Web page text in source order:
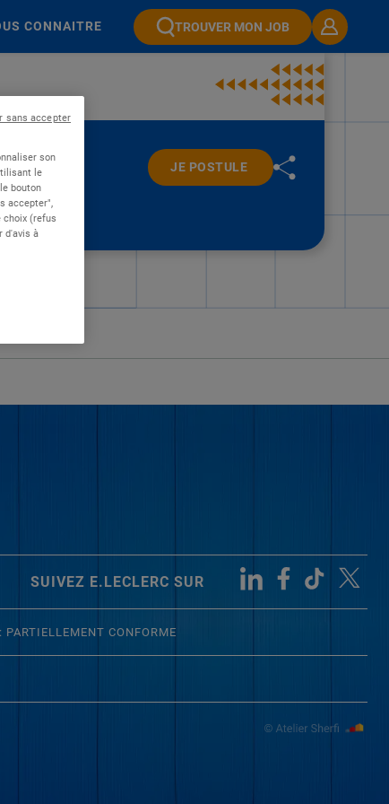
CONNAITRE TROUVER MON JOB
JE POSTULE
SUIVEZ E.LECLERC SUR
CONFORME
son
le
bouton
accepter",
choix (refus
d'avis à
sans accepter